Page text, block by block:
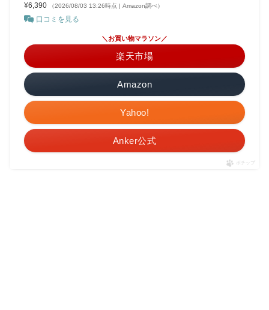
¥6,390
（2026/08/03 13:26時点 | Amazon調べ）
口コミを見る
Amazon
＼お買い物マラソン／
楽天市場
Yahoo!
Anker公式
ポチップ